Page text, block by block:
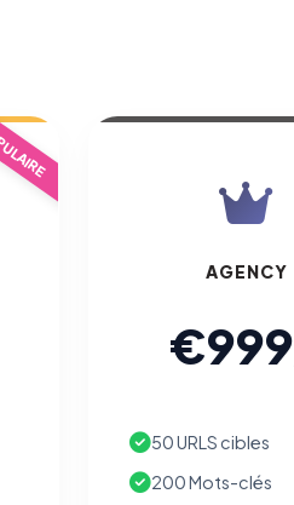
AGENCY
€999
50 URLS cibles
200 Mots-clés